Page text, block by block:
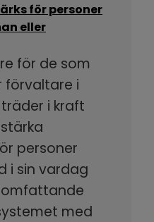
för personer
eller
för de som
förvaltare i
träder i kraft
personer
i sin vardag
med